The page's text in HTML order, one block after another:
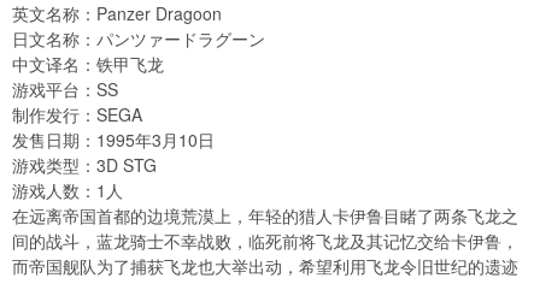
英文名称：Panzer Dragoon
日文名称：パンツァードラグーン
中文译名：铁甲飞龙
游戏平台：SS
制作发行：SEGA
发售日期：1995年3月10日
游戏类型：3D STG
游戏人数：1人
在远离帝国首都的边境荒漠上，年轻的猎人卡伊鲁目睹了两条飞龙之
间的战斗，蓝龙骑士不幸战败，临死前将飞龙及其记忆交给卡伊鲁，
而帝国舰队为了捕获飞龙也大举出动，希望利用飞龙令旧世纪的遗迹